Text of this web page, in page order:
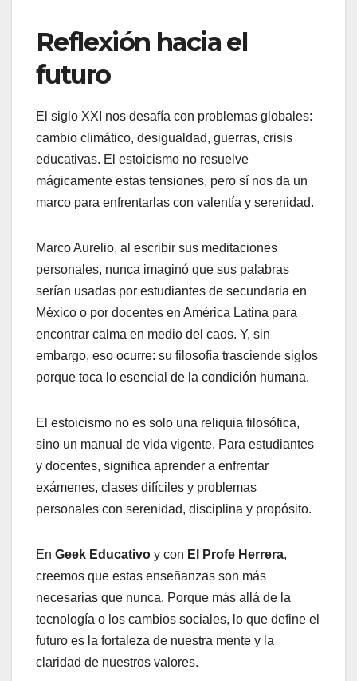
Reflexión hacia el
futuro
El siglo XXI nos desafía con problemas globales:
cambio climático, desigualdad, guerras, crisis
educativas. El estoicismo no resuelve
mágicamente estas tensiones, pero sí nos da un
marco para enfrentarlas con valentía y serenidad.
Marco Aurelio, al escribir sus meditaciones
personales, nunca imaginó que sus palabras
serían usadas por estudiantes de secundaria en
México o por docentes en América Latina para
encontrar calma en medio del caos. Y, sin
embargo, eso ocurre: su filosofía trasciende siglos
porque toca lo esencial de la condición humana.
El estoicismo no es solo una reliquia filosófica,
sino un manual de vida vigente. Para estudiantes
y docentes, significa aprender a enfrentar
exámenes, clases difíciles y problemas
personales con serenidad, disciplina y propósito.
En Geek Educativo y con El Profe Herrera,
creemos que estas enseñanzas son más
necesarias que nunca. Porque más allá de la
tecnología o los cambios sociales, lo que define el
futuro es la fortaleza de nuestra mente y la
claridad de nuestros valores.